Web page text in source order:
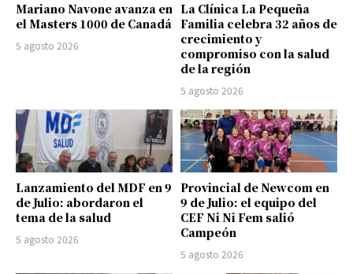
Mariano Navone avanza en
el Masters 1000 de Canadá
5 agosto 2026
La Clínica La Pequeña
Familia celebra 32 años de
crecimiento y
compromiso con la salud
de la región
5 agosto 2026
Lanzamiento del MDF en 9
de Julio: abordaron el
tema de la salud
5 agosto 2026
Provincial de Newcom en
9 de Julio: el equipo del
CEF Ni Ni Fem salió
Campeón
5 agosto 2026